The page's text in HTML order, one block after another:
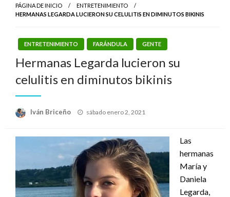
PÁGINA DE INICIO
ENTRETENIMIENTO
HERMANAS LEGARDA LUCIERON SU CELULITIS EN DIMINUTOS BIKINIS
ENTRETENIMIENTO FARÁNDULA GENTE
Hermanas Legarda lucieron su
celulitis en diminutos bikinis
Iván Briceño
Publicado
sábado enero 2, 2021
Las
hermanas
María y
Daniela
Legarda,